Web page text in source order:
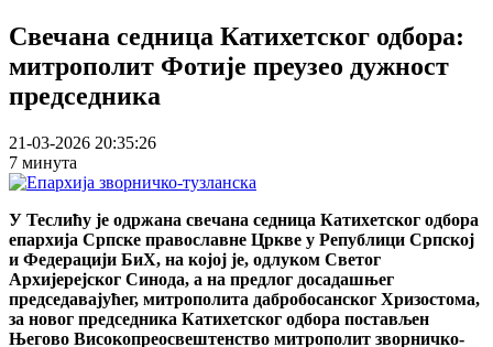
Свечана седница Катихетског одбора:
митрополит Фотије преузео дужност
председника
21-03-2026 20:35:26
7 минута
У Теслићу је одржана свечана седница Катихетског одбора
епархија Српске православне Цркве у Републици Српској
и Федерацији БиХ, на којој је, одлуком Светог
Архијерејског Синода, а на предлог досадашњег
председавајућег, митрополита дабробосанског Хризостома,
за новог председника Катихетског одбора постављен
Његово Високопреосвештенство митрополит зворничко-